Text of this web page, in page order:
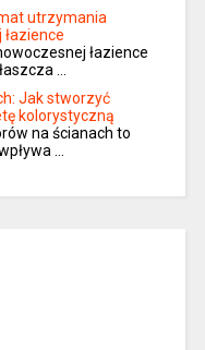
utrzymania
łazience
…
Jak stworzyć
kolorystyczną
na ścianach to
…